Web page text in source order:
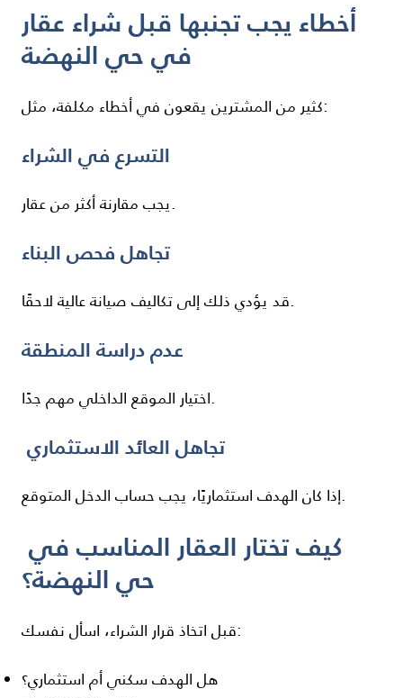
أخطاء يجب تجنبها قبل شراء عقار
في حي النهضة
كثير من المشترين يقعون في أخطاء مكلفة، مثل:
التسرع في الشراء
يجب مقارنة أكثر من عقار.
تجاهل فحص البناء
قد يؤدي ذلك إلى تكاليف صيانة عالية لاحقًا.
عدم دراسة المنطقة
اختيار الموقع الداخلي مهم جدًا.
تجاهل العائد الاستثماري
إذا كان الهدف استثماريًا، يجب حساب الدخل المتوقع.
كيف تختار العقار المناسب في
حي النهضة؟
قبل اتخاذ قرار الشراء، اسأل نفسك:
هل الهدف سكني أم استثماري؟